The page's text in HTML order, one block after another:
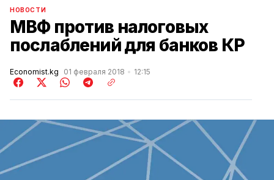
НОВОСТИ
МВФ против налоговых
послаблений для банков КР
Economist.kg 01 февраля 2018 12:15